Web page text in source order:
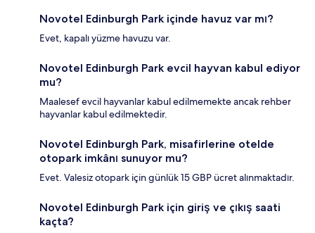
Novotel Edinburgh Park içinde havuz var mı?
Evet, kapalı yüzme havuzu var.
Novotel Edinburgh Park evcil hayvan kabul ediyor
mu?
Maalesef evcil hayvanlar kabul edilmemekte ancak rehber
hayvanlar kabul edilmektedir.
Novotel Edinburgh Park, misafirlerine otelde
otopark imkânı sunuyor mu?
Evet. Valesiz otopark için günlük 15 GBP ücret alınmaktadır.
Novotel Edinburgh Park için giriş ve çıkış saati
kaçta?